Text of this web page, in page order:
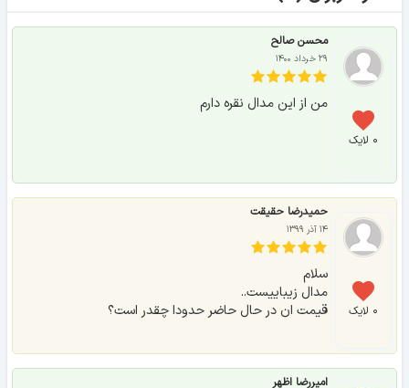
۰ لایک
محسن صالح
۲۹ خرداد ۱۴۰۰
من از این مدال نقره دارم
۰ لایک
حمیدرضا حقیقت
۱۴ آذر ۱۳۹۹
سلام
مدال زیباییست..
قیمت ان در حال حاضر حدودا چقدر است؟
امیررضا اظهر